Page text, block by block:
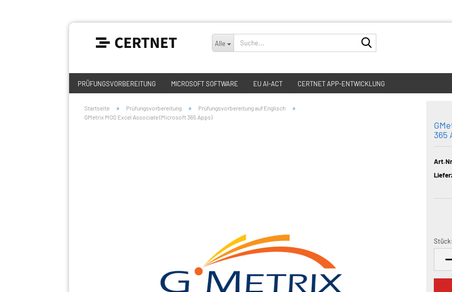
Alle
PRÜFUNGSVORBEREITUNG MICROSOFT SOFTWARE EU AI-ACT CERTNET APP-ENTWICKLUNG
Startseite » Prüfungsvorbereitung » Prüfungsvorbereitung auf Englisch »
GMetrix MOS Excel Associate (Microsoft 365 Apps)
365
Stück:
Stück